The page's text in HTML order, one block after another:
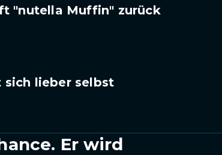
"nutella Muffin" zurück
sich lieber selbst
Er wird